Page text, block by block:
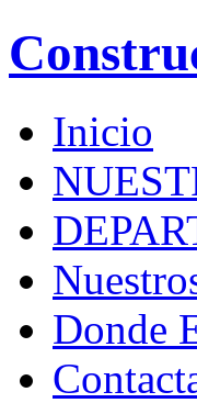
Inicio
Donde